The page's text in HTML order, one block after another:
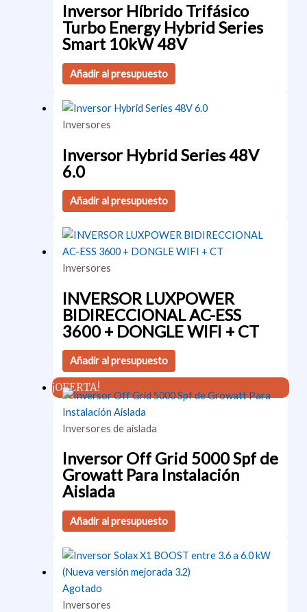
Inversor Híbrido Trifásico
Turbo Energy Hybrid Series
Smart 10kW 48V
Añadir al presupuesto
Inversores
Inversor Hybrid Series 48V
6.0
Añadir al presupuesto
Inversores
INVERSOR LUXPOWER
BIDIRECCIONAL AC-ESS
3600 + DONGLE WIFI + CT
Añadir al presupuesto
¡OFERTA!
Inversores de aislada
Inversor Off Grid 5000 Spf de
Growatt Para Instalación
Aislada
Añadir al presupuesto
Agotado
Inversores